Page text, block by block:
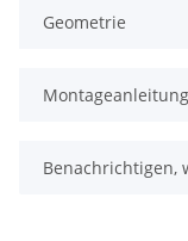
Geometrie
Montageanleitung
Benachrichtigen,